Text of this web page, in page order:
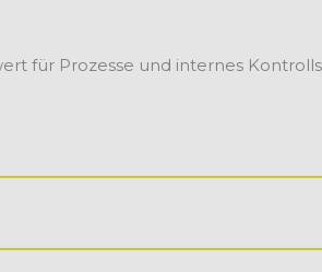
für Prozesse und internes